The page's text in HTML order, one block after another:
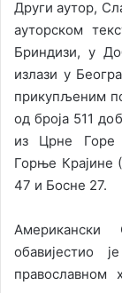
Други аутор,
ауторском
Бриндизи, у
излази у
прикупљеним
од броја 511
из Црне Горе
Горње Крајине
47 и Босне 27.
обавијестио